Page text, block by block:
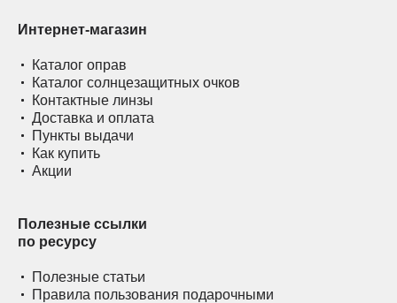
Интернет-магазин
Каталог оправ
Каталог солнцезащитных очков
Контактные линзы
Доставка и оплата
Пункты выдачи
Как купить
Акции
Полезные ссылки
по ресурсу
Полезные статьи
Правила пользования подарочными